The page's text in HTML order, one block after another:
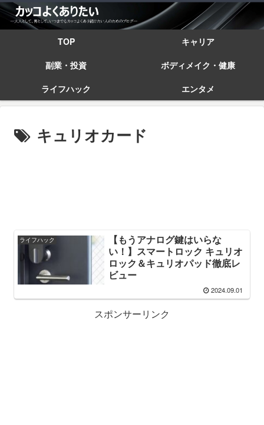
TOP
キャリア
副業・投資
ボディメイク・健康
ライフハック
エンタメ
キュリオカード
ライフハック
【もうアナログ鍵はいらな
い！】スマートロック キュリオ
ロック＆キュリオパッド徹底レ
ビュー
2024.09.01
スポンサーリンク